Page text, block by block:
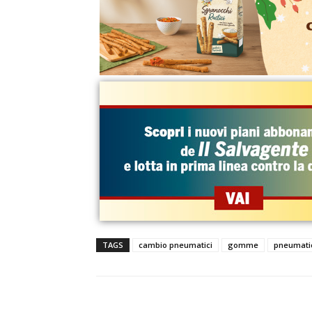
TAGS cambio pneumatici gomme